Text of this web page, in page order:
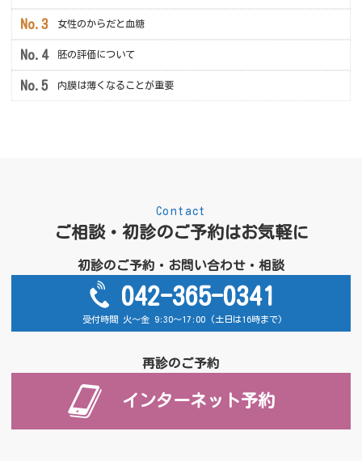
女性のからだと血糖
胚の評価について
内膜は薄くなることが重要
ご相談・初診のご予約はお気軽に
Contact
初診のご予約・お問い合わせ・相談
042-365-0341
受付時間 火～金 9:30～17:00 (土日は16時まで)
再診のご予約
インターネット予約